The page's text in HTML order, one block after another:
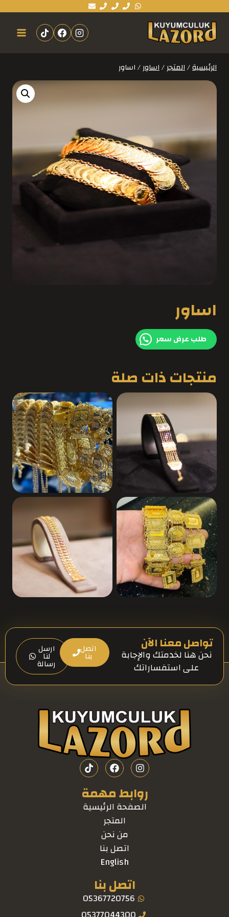
الرئيسية/المتجر/اساور/اساور
اساور
طلب عرض سعر
منتجات ذات صلة
تواصل معنا الآن
نحن هنا لخدمتك والإجابة
على استفساراتك
اتصل
بنا
ارسل
لنا
رسالة
روابط مهمة
الصفحة الرئيسية
المتجر
من نحن
اتصل بنا
English
اتصل بنا
05367720756